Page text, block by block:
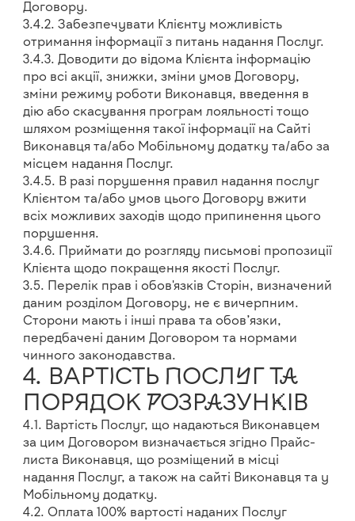
Договору.
3.4.2. Забезпечувати Клієнту можливість
отримання інформації з питань надання Послуг.
3.4.3. Доводити до відома Клієнта інформацію
про всі акції, знижки, зміни умов Договору,
зміни режиму роботи Виконавця, введення в
дію або скасування програм лояльності тощо
шляхом розміщення такої інформації на Сайті
Виконавця та/або Мобільному додатку та/або за
місцем надання Послуг.
3.4.5. В разі порушення правил надання послуг
Клієнтом та/або умов цього Договору вжити
всіх можливих заходів щодо припинення цього
порушення.
3.4.6. Приймати до розгляду письмові пропозиції
Клієнта щодо покращення якості Послуг.
3.5. Перелік прав і обов'язків Сторін, визначений
даним розділом Договору, не є вичерпним.
Сторони мають і інші права та обов’язки,
передбачені даним Договором та нормами
чинного законодавства.
4. ВАРТІСТЬ ПОСЛУГ ТА
ПОРЯДОК РОЗРАЗУНКІВ
4.1. Вартість Послуг, що надаються Виконавцем
за цим Договором визначається згідно Прайс-
листа Виконавця, що розміщений в місці
надання Послуг, а також на сайті Виконавця та у
Мобільному додатку.
4.2. Оплата 100% вартості наданих Послуг